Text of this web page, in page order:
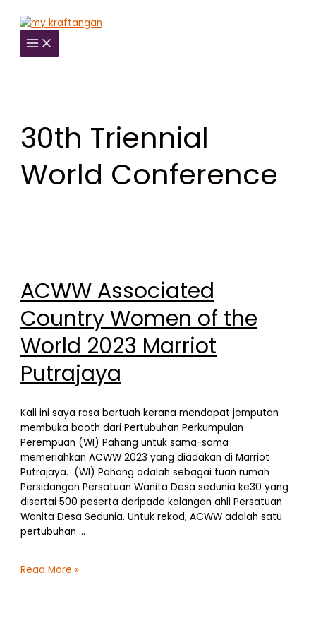
Skip
content
Main
Menu
30th Triennial
World Conference
ACWW Associated
Country Women of the
World 2023 Marriot
Putrajaya
Kali ini saya rasa bertuah kerana mendapat jemputan
membuka booth dari Pertubuhan Perkumpulan
Perempuan (WI) Pahang untuk sama-sama
memeriahkan ACWW 2023 yang diadakan di Marriot
Putrajaya. (WI) Pahang adalah sebagai tuan rumah
Persidangan Persatuan Wanita Desa sedunia ke30 yang
disertai 500 peserta daripada kalangan ahli Persatuan
Wanita Desa Sedunia. Untuk rekod, ACWW adalah satu
pertubuhan …
ACWW
Read More »